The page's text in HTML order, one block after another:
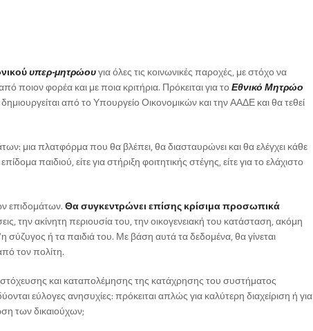
υπερ-μητρώουγια όλες τις κοινωνικές παροχές, με στόχο να
ποιον φορέα και με ποια κριτήρια. Πρόκειται για τοΕθνικό Μητρώο
από το Υπουργείο Οικονομικών και την ΑΑΔΕ και θα τεθεί
μια πλατφόρμα που θα βλέπει, θα διασταυρώνει και θα ελέγχει κάθε
παιδιού, είτε για στήριξη φοιτητικής στέγης, είτε για το ελάχιστο
επιδομάτων.Θα συγκεντρώνει επίσης κρίσιμα προσωπικά
την ακίνητη περιουσία του, την οικογενειακή του κατάσταση, ακόμη
σύζυγος ή τα παιδιά του. Με βάση αυτά τα δεδομένα, θα γίνεται
τον πολίτη.
στόχευσης και καταπολέμησης της κατάχρησης του συστήματος
εύλογες ανησυχίες: πρόκειται απλώς για καλύτερη διαχείριση ή για
των δικαιούχων;